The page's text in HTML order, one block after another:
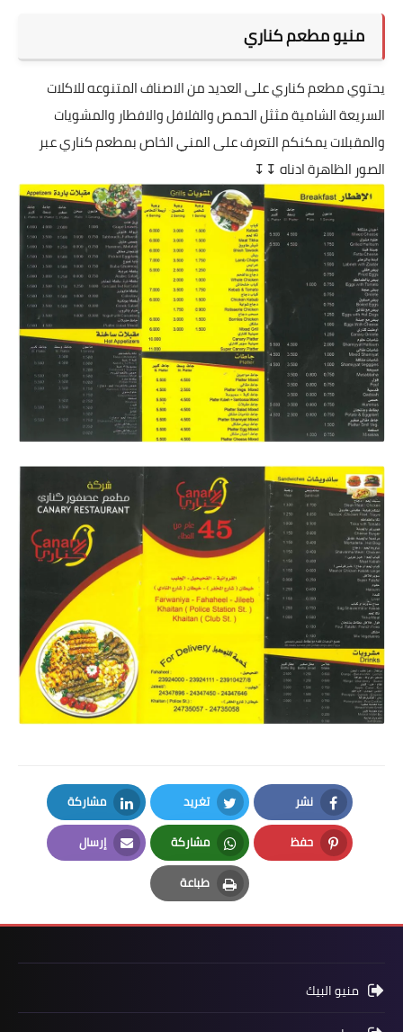
منيو مطعم كناري
يحتوي مطعم كناري على العديد من الاصناف المتنوعه للاكلات
السريعة الشامية مثثل الحمص والفلافل والافطار والمشويات
والمقبلات يمكنكم التعرف على المني الخاص بمطعم كناري عبر
الصور الظاهرة ادناه ↧↧
نشر
Facebook
تغريد
Twitter
مشاركة
LinkedIn
حفظ
Pinterest
مشاركة
Whatsapp
إرسال
Email
طباعة
Print
منيو البيك